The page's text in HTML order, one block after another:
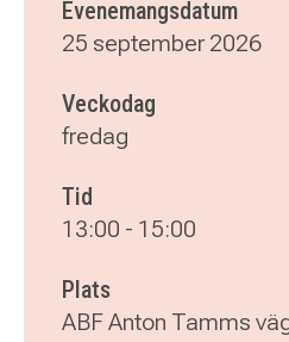
Evenemangsdatum
25 september 2026
Veckodag
fredag
Tid
13:00 - 15:00
Plats
ABF Anton Tamms